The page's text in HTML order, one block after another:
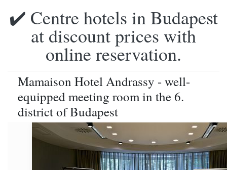
✔️ Centre hotels in Budapest
at discount prices with
online reservation.
Mamaison Hotel Andrassy - well-
equipped meeting room in the 6.
district of Budapest